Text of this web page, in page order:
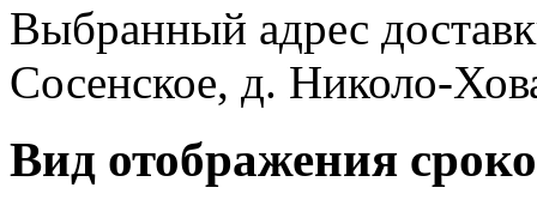
Выбранный адрес
Сосенское, д. Николо-
Вид отображения